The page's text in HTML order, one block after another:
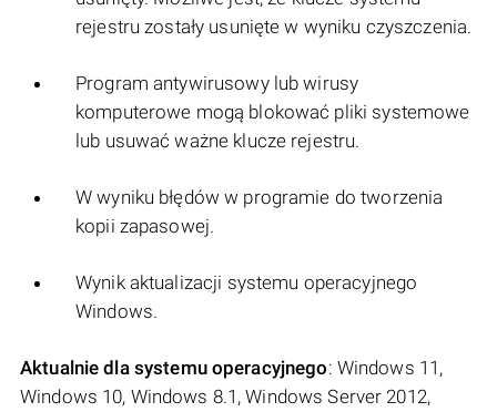
rejestru zostały usunięte w wyniku czyszczenia.
Program antywirusowy lub wirusy
komputerowe mogą blokować pliki systemowe
lub usuwać ważne klucze rejestru.
W wyniku błędów w programie do tworzenia
kopii zapasowej.
Wynik aktualizacji systemu operacyjnego
Windows.
Aktualnie dla systemu operacyjnego: Windows 11,
Windows 10, Windows 8.1, Windows Server 2012,